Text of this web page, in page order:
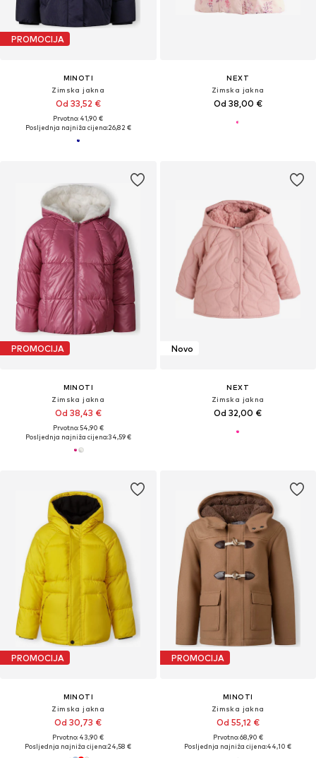
PROMOCIJA
MINOTI
Zimska jakna
Od 33,52 €
Prvotno: 41,90 €
Posljednja najniža cijena:26,82 €
NEXT
Zimska jakna
Od 38,00 €
PROMOCIJA
MINOTI
Zimska jakna
Od 38,43 €
Prvotno: 54,90 €
Posljednja najniža cijena:34,59 €
Novo
NEXT
Zimska jakna
Od 32,00 €
PROMOCIJA
MINOTI
Zimska jakna
Od 30,73 €
Prvotno: 43,90 €
Posljednja najniža cijena:24,58 €
PROMOCIJA
MINOTI
Zimska jakna
Od 55,12 €
Prvotno: 68,90 €
Posljednja najniža cijena:44,10 €